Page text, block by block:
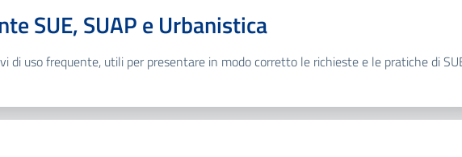
SUE, SUAP e Urbanistica
di uso frequente, utili per presentare in modo corretto le richieste e le pratiche di